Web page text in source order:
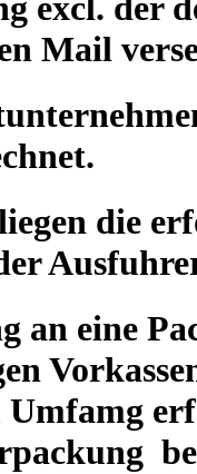
Mail
die
an eine